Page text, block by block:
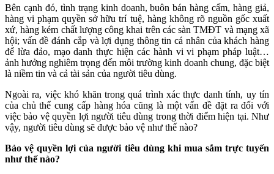
Bên cạnh đó, tình trạng kinh doanh, buôn bán hàng cấm, hàng giả,
hàng vi phạm quyền sở hữu trí tuệ, hàng không rõ nguồn gốc xuất
xứ, hàng kém chất lượng công khai trên các sàn TMĐT và mạng xã
hội; vấn đề đánh cắp và lợi dụng thông tin cá nhân của khách hàng
để lừa đảo, mạo danh thực hiện các hành vi vi phạm pháp luật…
ảnh hưởng nghiêm trọng đến môi trường kinh doanh chung, đặc biệt
là niềm tin và cả tài sản của người tiêu dùng.
Ngoài ra, việc khó khăn trong quá trình xác thực danh tính, uy tín
của chủ thể cung cấp hàng hóa cũng là một vấn đề đặt ra đối với
việc bảo vệ quyền lợi người tiêu dùng trong thời điểm hiện tại. Như
vậy, người tiêu dùng sẽ được bảo vệ như thế nào?
Bảo vệ quyền lợi của người tiêu dùng khi mua sắm trực tuyến
như thế nào?